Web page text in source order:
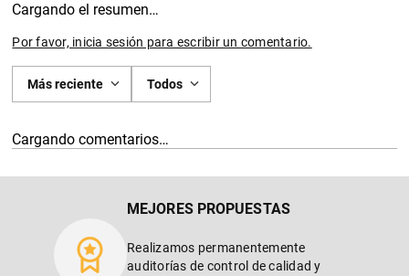
Cargando el resumen…
Por favor, inicia sesión para escribir un comentario.
Más reciente Todos
Cargando comentarios…
MEJORES PROPUESTAS
Realizamos permanentemente
auditorías de control de calidad y